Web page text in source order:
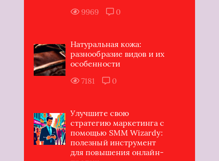
9969
0
Натуральная кожа:
разнообразие видов и их
особенности
7181
0
Улучшите свою
стратегию маркетинга с
помощью SMM Wizardy:
полезный инструмент
для повышения онлайн-